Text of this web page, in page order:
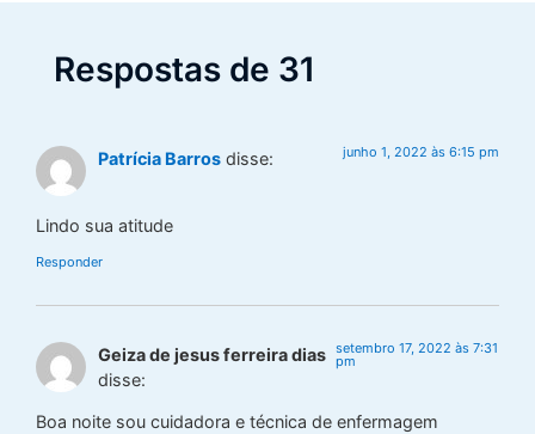
Respostas de 31
Patrícia Barros disse: junho 1, 2022 às 6:15 pm
Lindo sua atitude
Responder
Geiza de jesus ferreira dias
disse:
setembro 17, 2022 às 7:31
pm
Boa noite sou cuidadora e técnica de enfermagem